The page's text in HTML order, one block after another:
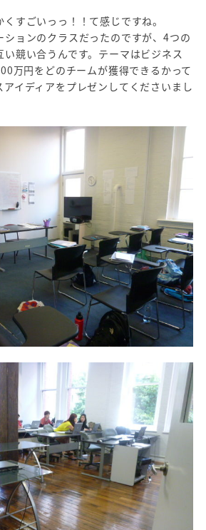
すごいっっ！！て感じですね。
ションのクラスだったのですが、4つの
競い合うんです。テーマはビジネス
万円をどのチームが獲得できるかって
アイディアをプレゼンしてくださいまし